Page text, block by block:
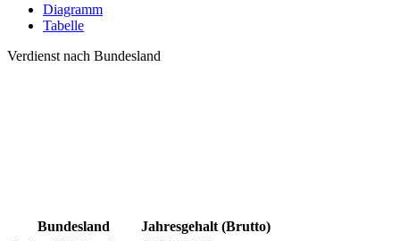
Diagramm
Tabelle
Verdienst nach Bundesland
Bundesland
Jahresgehalt (Brutto)